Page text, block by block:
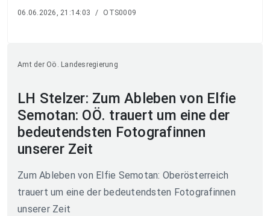
06.06.2026, 21:14:03 / OTS0009
Amt der Oö. Landesregierung
LH Stelzer: Zum Ableben von Elfie
Semotan: OÖ. trauert um eine der
bedeutendsten Fotografinnen
unserer Zeit
Zum Ableben von Elfie Semotan: Oberösterreich
trauert um eine der bedeutendsten Fotografinnen
unserer Zeit